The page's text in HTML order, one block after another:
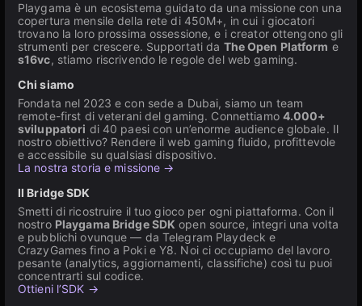
Playgama è un ecosistema guidato da una missione con una
copertura mensile della rete di 450M+, in cui i giocatori
trovano la loro prossima ossessione, e i creator ottengono gli
strumenti per crescere. Supportati da The Open Platform e
s16vc, stiamo riscrivendo le regole del web gaming.
Chi siamo
Fondata nel 2023 e con sede a Dubai, siamo un team
remote-first di veterani del gaming. Connettiamo 4.000+
sviluppatori di 40 paesi con un’enorme audience globale. Il
nostro obiettivo? Rendere il web gaming fluido, profittevole
e accessibile su qualsiasi dispositivo.
La nostra storia e missione →
Il Bridge SDK
Smetti di ricostruire il tuo gioco per ogni piattaforma. Con il
nostro Playgama Bridge SDK open source, integri una volta
e pubblichi ovunque — da Telegram Playdeck e
CrazyGames fino a Poki e Y8. Noi ci occupiamo del lavoro
pesante (analytics, aggiornamenti, classifiche) così tu puoi
concentrarti sul codice.
Ottieni l’SDK →